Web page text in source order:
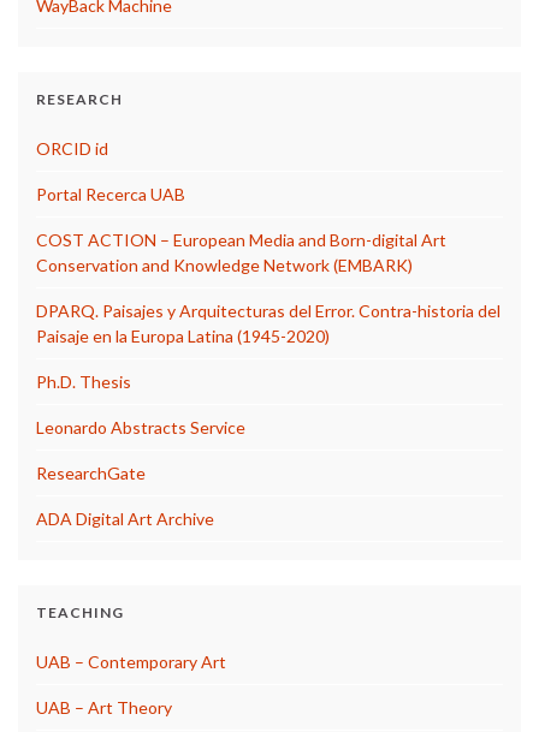
WayBack Machine
RESEARCH
ORCID id
Portal Recerca UAB
COST ACTION – European Media and Born-digital Art
Conservation and Knowledge Network (EMBARK)
DPARQ. Paisajes y Arquitecturas del Error. Contra-historia del
Paisaje en la Europa Latina (1945-2020)
Ph.D. Thesis
Leonardo Abstracts Service
ResearchGate
ADA Digital Art Archive
TEACHING
UAB – Contemporary Art
UAB – Art Theory